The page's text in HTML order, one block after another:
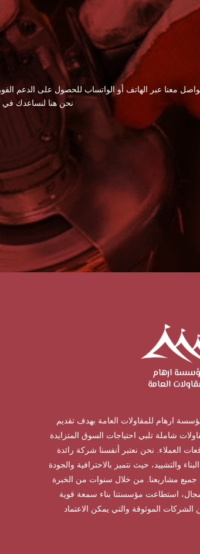
معنا عبر الهاتف أو الواتساب للحصول على الدعم
نحن هنا لنساعدك
ارهام للمقاولات العامة بهدف تقديم
شاملة تلبي احتياجات السوق المتزايدة
العملاء. نحن نعتبر أنفسنا شركة رائدة
والتشييد، حيث نتميز بالاحترافية والجودة
جميع مشاريعنا. من خلال سنوات من الخبرة
استطاعت مؤسستنا بناء سمعة قوية
الموثوقة والتي يمكن الاعتماد